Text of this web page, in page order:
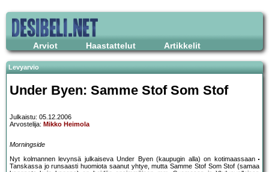
Arviot Haastattelut Artikkelit
Levyarvio
Under Byen: Samme Stof Som Stof
Julkaistu: 05.12.2006
Arvostelija: Mikko Heimola
Morningside
Nyt kolmannen levynsä julkaiseva Under Byen (kaupugin alla) on kotimaassaan
Tanskassa jo runsaasti huomiota saanut yhtye, mutta Samme Stof Som Stof (samaa